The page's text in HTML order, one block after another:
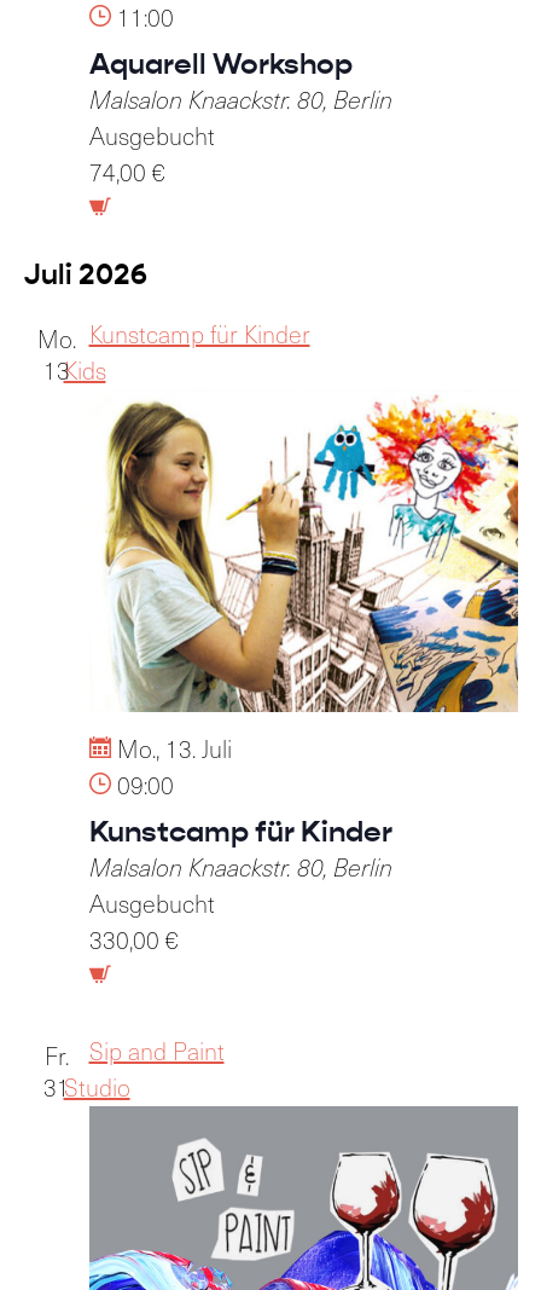
11:00
Aquarell Workshop
Malsalon Knaackstr. 80, Berlin
Ausgebucht
74,00 €
Juli 2026
Mo.
13
Kunstcamp für Kinder
Kids
Mo., 13. Juli
09:00
Kunstcamp für Kinder
Malsalon Knaackstr. 80, Berlin
Ausgebucht
330,00 €
Fr.
31
Sip and Paint
Studio